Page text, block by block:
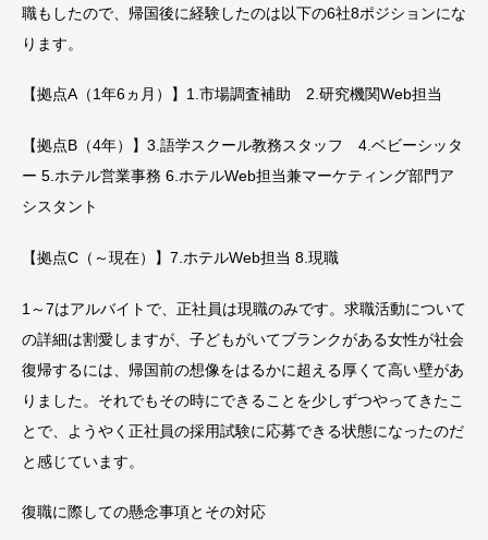
職もしたので、帰国後に経験したのは以下の6社8ポジションにな
ります。
【拠点A（1年6ヵ月）】1.市場調査補助 2.研究機関Web担当
【拠点B（4年）】3.語学スクール教務スタッフ 4.ベビーシッタ
ー 5.ホテル営業事務 6.ホテルWeb担当兼マーケティング部門ア
シスタント
【拠点C（～現在）】7.ホテルWeb担当 8.現職
1～7はアルバイトで、正社員は現職のみです。求職活動について
の詳細は割愛しますが、子どもがいてブランクがある女性が社会
復帰するには、帰国前の想像をはるかに超える厚くて高い壁があ
りました。それでもその時にできることを少しずつやってきたこ
とで、ようやく正社員の採用試験に応募できる状態になったのだ
と感じています。
復職に際しての懸念事項とその対応